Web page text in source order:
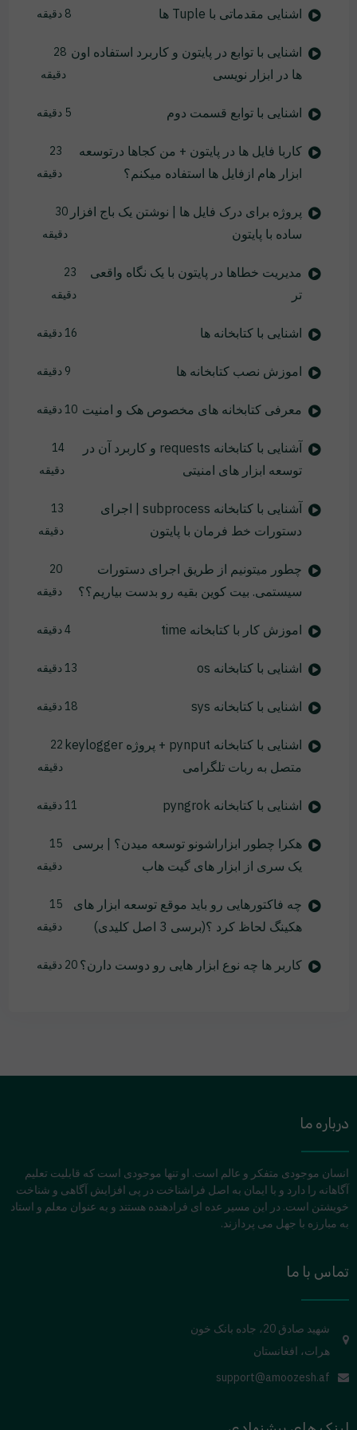
اشنایی مقدماتی با Tuple ها 8 دقیقه
اشنایی با توابع در پایتون و کاربرد استفاده اون
ها در ابزار نویسی
28
دقیقه
اشنایی با توابع قسمت دوم 5 دقیقه
کاربا فایل ها در پایتون + من کجاها درتوسعه
ابزار هام ازفایل ها استفاده میکنم؟
23
دقیقه
پروژه برای درک فایل ها | نوشتن یک باج افزار
ساده با پایتون
30
دقیقه
مدیریت خطاها در پایتون با یک نگاه واقعی
تر
23
دقیقه
اشنایی با کتابخانه ها 16 دقیقه
اموزش نصب کتابخانه ها 9 دقیقه
معرفی کتابخانه های مخصوص هک و امنیت 10 دقیقه
آشنایی با کتابخانه requests و کاربرد آن در
توسعه ابزار های امنیتی
14
دقیقه
آشنایی با کتابخانه subprocess | اجرای
دستورات خط فرمان با پایتون
13
دقیقه
چطور میتونیم از طریق اجرای دستورات
سیستمی. بیت کوین بقیه رو بدست بیاریم؟؟
20
دقیقه
اموزش کار با کتابخانه time 4 دقیقه
اشنایی با کتابخانه os 13 دقیقه
اشنایی با کتابخانه sys 18 دقیقه
اشنایی با کتابخانه pynput + پروژه keylogger
متصل به ربات تلگرامی
22
دقیقه
اشنایی با کتابخانه pyngrok 11 دقیقه
هکرا چطور ابزاراشونو توسعه میدن؟ | برسی
یک سری از ابزار های گیت هاب
15
دقیقه
چه فاکتورهایی رو باید موقع توسعه ابزار های
هکینگ لحاظ کرد ؟(برسی 3 اصل کلیدی)
15
دقیقه
کاربر ها چه نوع ابزار هایی رو دوست دارن؟ 20 دقیقه
درباره ما
انسان موجودی متفکر و عالم است. او تنها موجودی است که قابلیت تعلیم
آگاهانه را دارد و با ایمان به اصل فراشناخت در پی افزایش آگاهی و شناخت
خویشتن است. در این مسیر عده ای فرادهنده هستند و به عنوان معلم و استاد
به مبارزه با جهل می پردازند.
تماس با ما
شهید صادق 20، جاده بانک خون
هرات، افغانستان
support@amoozesh.af